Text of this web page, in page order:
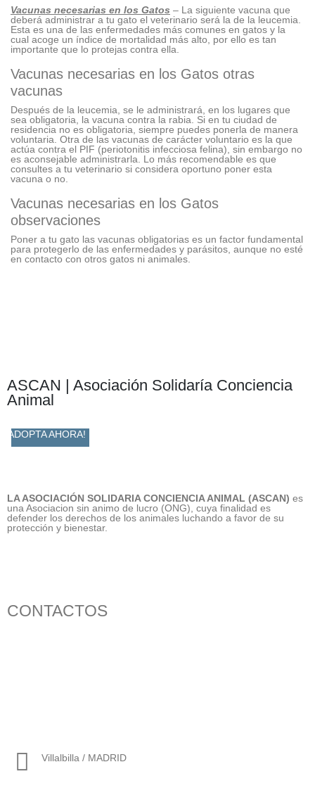
Vacunas necesarias en los Gatos – La siguiente vacuna que
deberá administrar a tu gato el veterinario será la de la leucemia.
Esta es una de las enfermedades más comunes en gatos y la
cual acoge un índice de mortalidad más alto, por ello es tan
importante que lo protejas contra ella.
Vacunas necesarias en los Gatos otras
vacunas
Después de la leucemia, se le administrará, en los lugares que
sea obligatoria, la vacuna contra la rabia. Si en tu ciudad de
residencia no es obligatoria, siempre puedes ponerla de manera
voluntaria. Otra de las vacunas de carácter voluntario es la que
actúa contra el PIF (periotonitis infecciosa felina), sin embargo no
es aconsejable administrarla. Lo más recomendable es que
consultes a tu veterinario si considera oportuno poner esta
vacuna o no.
Vacunas necesarias en los Gatos
observaciones
Poner a tu gato las vacunas obligatorias es un factor fundamental
para protegerlo de las enfermedades y parásitos, aunque no esté
en contacto con otros gatos ni animales.
ASCAN | Asociación Solidaría Conciencia
Animal
ADOPTA AHORA!
LA ASOCIACIÓN SOLIDARIA CONCIENCIA ANIMAL (ASCAN) es
una Asociacion sin animo de lucro (ONG), cuya finalidad es
defender los derechos de los animales luchando a favor de su
protección y bienestar.
CONTACTOS
Villalbilla / MADRID